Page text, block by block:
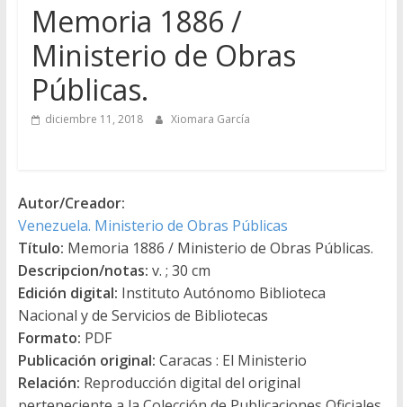
Memoria 1886 /
Ministerio de Obras
Públicas.
diciembre 11, 2018 Xiomara García
Autor/Creador:
Venezuela. Ministerio de Obras Públicas
Título: Memoria 1886 / Ministerio de Obras Públicas.
Descripcion/notas: v. ; 30 cm
Edición digital: Instituto Autónomo Biblioteca
Nacional y de Servicios de Bibliotecas
Formato: PDF
Publicación original: Caracas : El Ministerio
Relación: Reproducción digital del original